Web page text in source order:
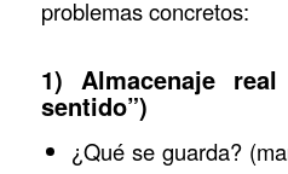
problemas concretos:
1) Almacenaje
sentido”)
¿Qué se guarda?